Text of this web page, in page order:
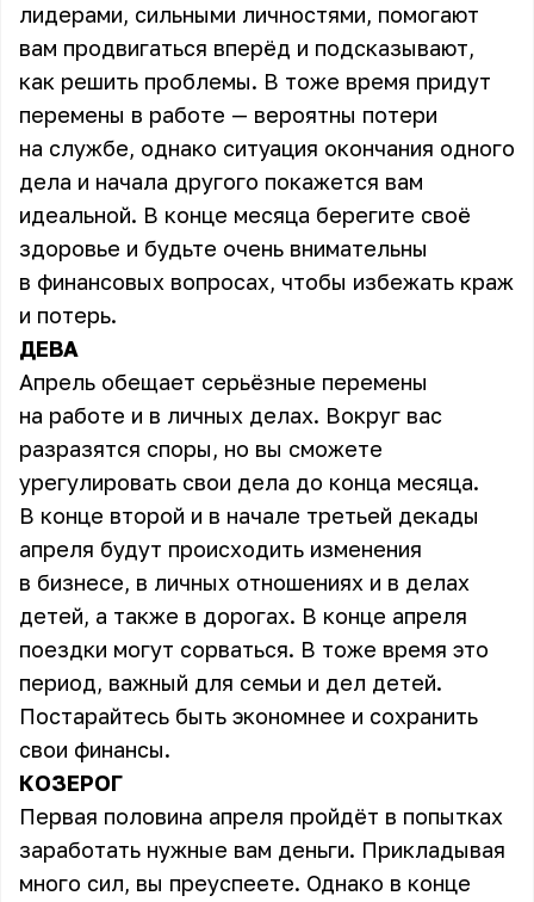
лидерами, сильными личностями, помогают
вам продвигаться вперёд и подсказывают,
как решить проблемы. В тоже время придут
перемены в работе — вероятны потери
на службе, однако ситуация окончания одного
дела и начала другого покажется вам
идеальной. В конце месяца берегите своё
здоровье и будьте очень внимательны
в финансовых вопросах, чтобы избежать краж
и потерь.
ДЕВА
Апрель обещает серьёзные перемены
на работе и в личных делах. Вокруг вас
разразятся споры, но вы сможете
урегулировать свои дела до конца месяца.
В конце второй и в начале третьей декады
апреля будут происходить изменения
в бизнесе, в личных отношениях и в делах
детей, а также в дорогах. В конце апреля
поездки могут сорваться. В тоже время это
период, важный для семьи и дел детей.
Постарайтесь быть экономнее и сохранить
свои финансы.
КОЗЕРОГ
Первая половина апреля пройдёт в попытках
заработать нужные вам деньги. Прикладывая
много сил, вы преуспеете. Однако в конце